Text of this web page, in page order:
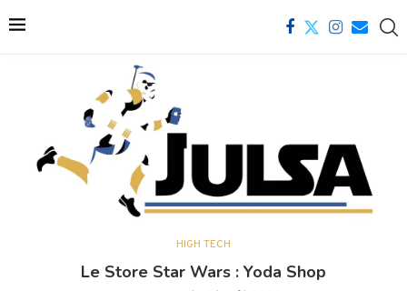
HIGH TECH
Le Store Star Wars : Yoda Shop